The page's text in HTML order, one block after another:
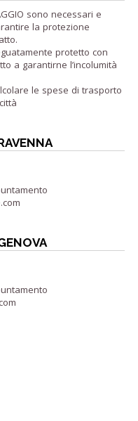
sono necessari e
la protezione
protetto con
a garantirne l’incolumità
le spese di trasporto